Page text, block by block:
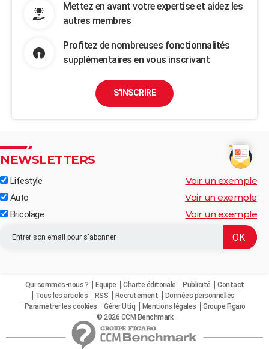
Mettez en avant votre expertise et aidez les
autres membres
Profitez de nombreuses fonctionnalités
supplémentaires en vous inscrivant
S'INSCRIRE
NEWSLETTERS
Lifestyle Voir un exemple
Auto Voir un exemple
Bricolage Voir un exemple
Qui sommes-nous ? Equipe Charte éditoriale Publicité
Contact
Tous les articles
RSS Recrutement
Données personnelles
Paramétrer les cookies
Gérer Utiq Mentions légales
Groupe Figaro
© 2026 CCM Benchmark